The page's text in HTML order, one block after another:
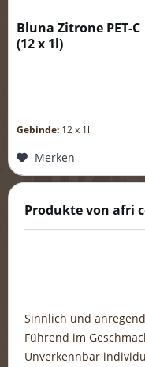
Bluna Zitrone PET-C
(12 x 1l)
Gebinde: 12 x 1l
Merken
Produkte von afri
Sinnlich und
Führend im
Unverkennbar